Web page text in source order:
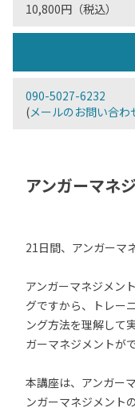
10,800円（税込）
090-5027-6232
(メールのお問い合わ
アンガーマネ
21日間、アンガーマ
アンガーマネジメン
グですから、トレー
ング方法を理解して
ガーマネジメントが
本講座は、アンガー
ンガーマネジメント